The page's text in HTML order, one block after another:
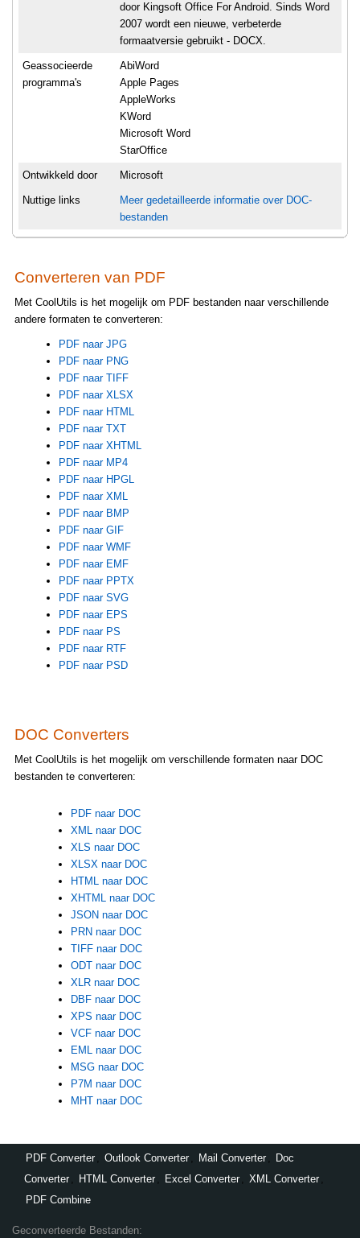
door Kingsoft Office For Android. Sinds Word
2007 wordt een nieuwe, verbeterde
formaatversie gebruikt - DOCX.
Geassocieerde
programma's
AbiWord
Apple Pages
AppleWorks
KWord
Microsoft Word
StarOffice
Ontwikkeld door Microsoft
Nuttige links
Meer gedetailleerde informatie over DOC-
bestanden
Converteren van PDF
Met CoolUtils is het mogelijk om PDF bestanden naar verschillende
andere formaten te converteren:
PDF naar JPG
PDF naar PNG
PDF naar TIFF
PDF naar XLSX
PDF naar HTML
PDF naar TXT
PDF naar XHTML
PDF naar MP4
PDF naar HPGL
PDF naar XML
PDF naar BMP
PDF naar GIF
PDF naar WMF
PDF naar EMF
PDF naar PPTX
PDF naar SVG
PDF naar EPS
PDF naar PS
PDF naar RTF
PDF naar PSD
DOC Converters
Met CoolUtils is het mogelijk om verschillende formaten naar DOC
bestanden te converteren:
PDF naar DOC
XML naar DOC
XLS naar DOC
XLSX naar DOC
HTML naar DOC
XHTML naar DOC
JSON naar DOC
PRN naar DOC
TIFF naar DOC
ODT naar DOC
XLR naar DOC
DBF naar DOC
XPS naar DOC
VCF naar DOC
EML naar DOC
MSG naar DOC
P7M naar DOC
MHT naar DOC
PDF Converter Outlook Converter Mail Converter
Doc
Converter
HTML Converter Excel Converter XML Converter
PDF Combine
Geconverteerde Bestanden: